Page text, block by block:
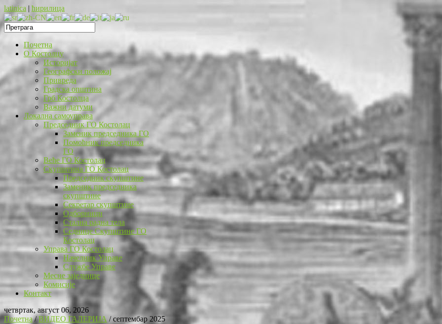
latinica | ћирилица
Почетна
O Костолцу
Историјат
Географски положај
Привреда
Градска општина
Грб Костолца
Важни датуми
Локална самоуправа
Председник ГО Костолац
Заменик председника ГО
Помоћник председника
ГО
Веће ГО Костолац
Скупштина ГО Костолац
Председник скупштине
Заменик председника
скупштине
Секретар скупштине
Одборници
Стална радна тела
Седнице Скупштине ГО
Костолац
Управа ГО Костолац
Начелник Управе
Службе Управе
Месне заједнице
Комисије
Контакт
четвртак, август 06, 2026
Почетна/ВИДЕО ГАЛЕРИЈА /септембар 2025